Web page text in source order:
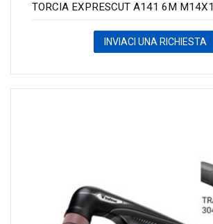
TORCIA EXPRESCUT A141 6M M14X1
INVIACI UNA RICHIESTA